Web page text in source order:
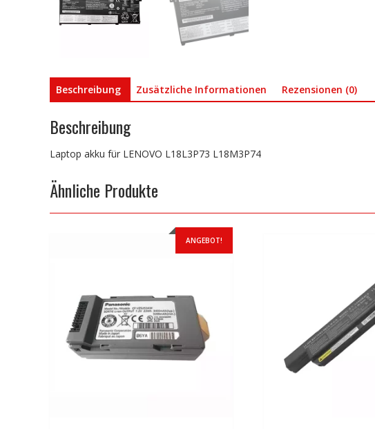
Beschreibung Zusätzliche Informationen Rezensionen (0)
Beschreibung
Laptop akku für LENOVO L18L3P73 L18M3P74
Ähnliche Produkte
ANGEBOT!